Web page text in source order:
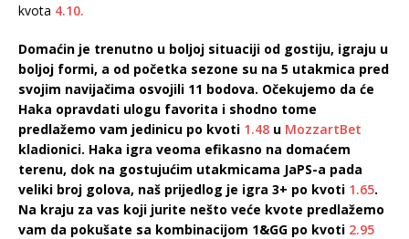
kvota 4.10.
Domaćin je trenutno u boljoj situaciji od gostiju, igraju u
boljoj formi, a od početka sezone su na 5 utakmica pred
svojim navijačima osvojili 11 bodova. Očekujemo da će
Haka opravdati ulogu favorita i shodno tome
predlažemo vam jedinicu po kvoti 1.48 u MozzartBet
kladionici. Haka igra veoma efikasno na domaćem
terenu, dok na gostujućim utakmicama JaPS-a pada
veliki broj golova, naš prijedlog je igra 3+ po kvoti 1.65.
Na kraju za vas koji jurite nešto veće kvote predlažemo
vam da pokušate sa kombinacijom 1&GG po kvoti 2.95